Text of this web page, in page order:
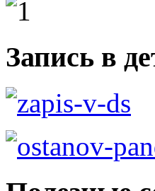
Запись в